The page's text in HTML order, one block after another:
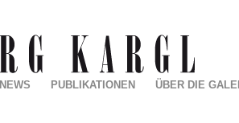
NEWS PUBLIKATIONEN ÜBER DIE